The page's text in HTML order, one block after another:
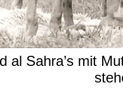
al Sahra’s mit